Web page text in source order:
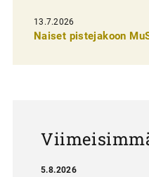
e
13.7.2026
Naiset pistejakoon
5.8.2026